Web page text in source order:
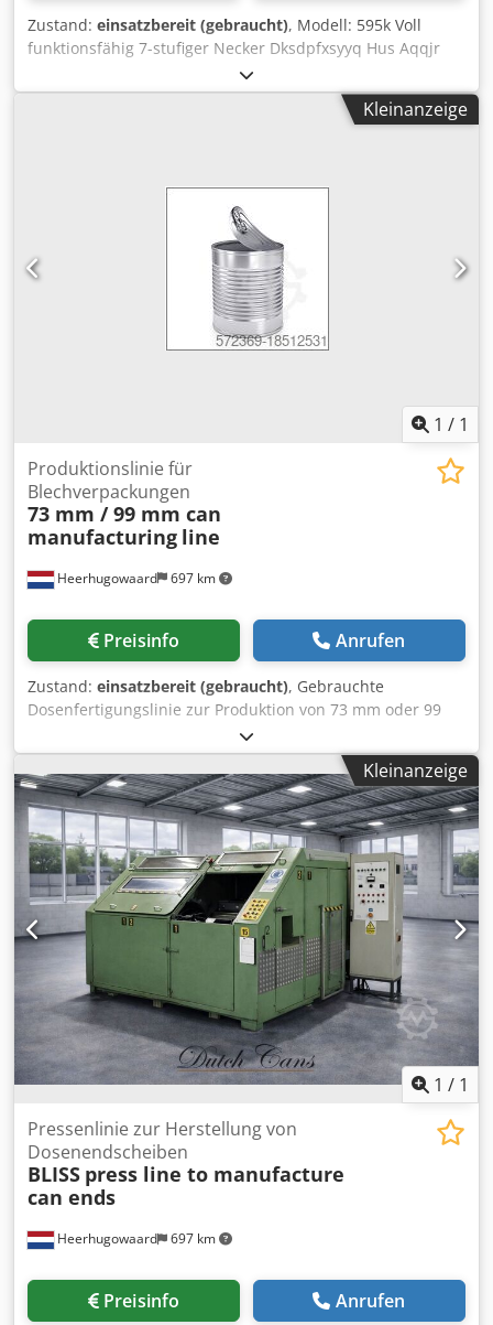
Zustand: einsatzbereit (gebraucht), Modell: 595k Voll
funktionsfähig 7-stufiger Necker Dksdpfxsyyq Hus Aqqjr
Produktionskapazität: bis zu 1.500 Dosen pro Minute
Kleinanzeige
1 / 1
Heerhugowaard 697 km
Produktionslinie für
Blechverpackungen
73 mm / 99 mm can
manufacturing line
Preisinfo Anrufen
Zustand: einsatzbereit (gebraucht), Gebrauchte
Dosenfertigungslinie zur Produktion von 73 mm oder 99
mm Dosen. Es stehen mehrere Maschinenkombinationen
zur Verfügung. Bestehend aus: - Krupp Sdvt Duplex-
Schneidemaschine - Soudronic FBB400 Schweißgerät -
Soudronic Innen-Pulverbeschichtungssystem Dkedpfx Ajvy
Tyxoqqsr - Außenlackiersystem - Kostenloser Härteofen -
Metalbox 65d Spin-Flanger - FMI A304 Perlenmaschine -
FMC 652 Falzmaschine
Kleinanzeige
1 / 1
Heerhugowaard 697 km
Pressenlinie zur Herstellung von
Dosenendscheiben
BLISS press line to manufacture
can ends
Preisinfo Anrufen